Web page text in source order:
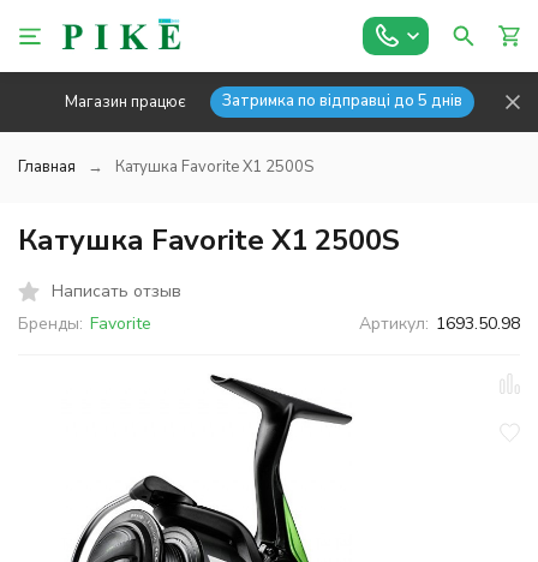
Магазин працює Затримка по відправці до 5 днів
Главная Катушка Favorite X1 2500S
Катушка Favorite X1 2500S
Написать отзыв
Бренды: Favorite Артикул: 1693.50.98